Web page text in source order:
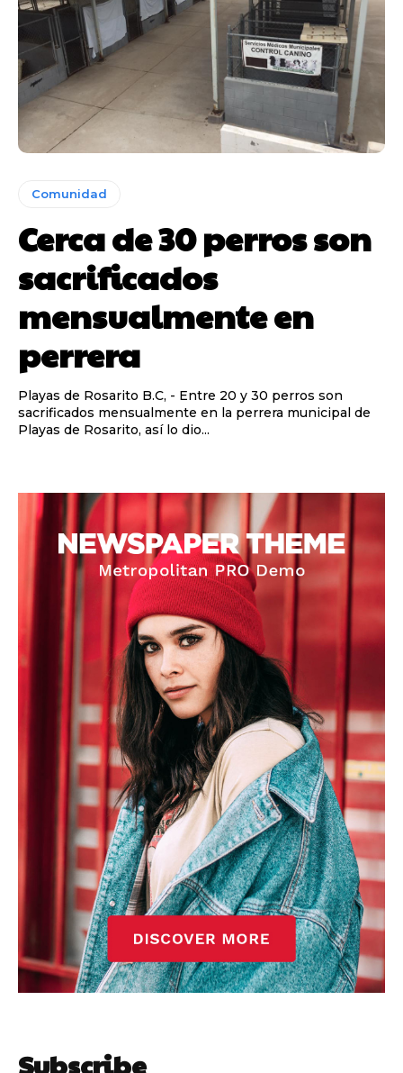
Comunidad
Cerca de 30 perros son
sacrificados
mensualmente en
perrera
Playas de Rosarito B.C, - Entre 20 y 30 perros son
sacrificados mensualmente en la perrera municipal de
Playas de Rosarito, así lo dio...
Subscribe